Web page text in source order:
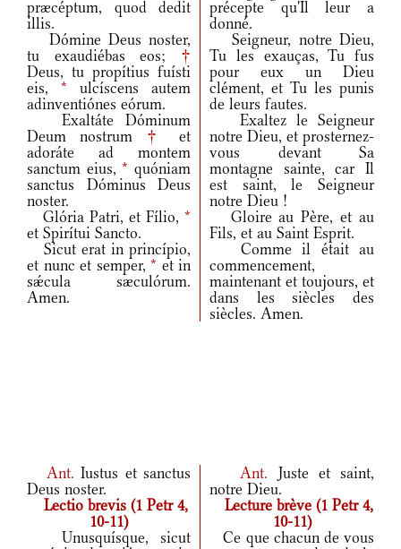
præcéptum, quod dedit
illis.
précepte qu'Il leur a
donné.
Dómine Deus noster,
tu exaudiébas eos; †
Deus, tu propítius fuísti
eis, * ulcíscens autem
adinventiónes eórum.
Seigneur, notre Dieu,
Tu les exauças, Tu fus
pour eux un Dieu
clément, et Tu les punis
de leurs fautes.
Exaltáte Dóminum
Deum nostrum †
et
adoráte ad montem
sanctum eius,* quóniam
sanctus Dóminus Deus
noster.
Exaltez le Seigneur
notre Dieu, et prosternez-
vous devant Sa
montagne sainte, car Il
est saint, le Seigneur
notre Dieu !
Glória Patri, et Fílio, *
et Spirítui Sancto.
Gloire au Père, et au
Fils, et au Saint Esprit.
Sicut erat in princípio,
et nunc et semper, * et in
sǽcula sæculórum.
Amen.
Comme il était au
commencement,
maintenant et toujours, et
dans les siècles des
siècles. Amen.
Ant.Iustus et sanctus
Deus noster.
Ant. Juste et saint,
notre Dieu.
Lectio brevis (1 Petr 4,
10-11)
Lecture brève (1 Petr 4,
10-11)
Unusquísque, sicut
Ce que chacun de vous